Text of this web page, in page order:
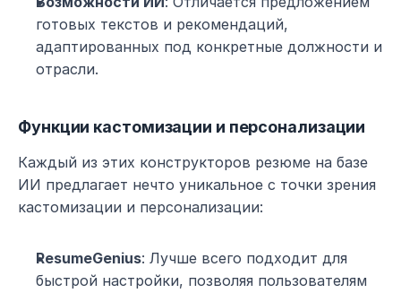
готовых текстов и рекомендаций,
адаптированных под конкретные должности и
отрасли.
Функции кастомизации и персонализации
Каждый из этих конструкторов резюме на базе
ИИ предлагает нечто уникальное с точки зрения
кастомизации и персонализации:
ResumeGenius: Лучше всего подходит для
быстрой настройки, позволяя пользователям